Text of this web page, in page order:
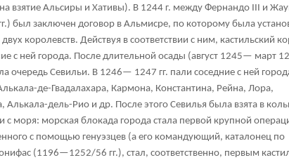
взятие Альсиры и Хативы). В 1244 г. между Фернандо III и
был заключен договор в Альмисре, по которому была
королевств. Действуя в соответствии с ним, кастильский
с ней города. После длительной осады (август 1245— март
очередь Севильи. В 1246— 1247 гг. пали соседние с ней
де-Гвадалахара, Кармона, Константина, Рейна, Лора,
Алькала-дель-Рио и др. После этого Севилья была взята в
с моря: морская блокада города стала первой крупной
с помощью генуэзцев (а его командующий, каталонец по
(1196—1252/56 гг.), стал, соответственно, первым